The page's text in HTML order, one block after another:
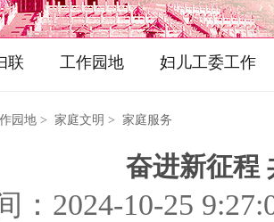
联 工作园地 妇儿工委工作
园地 > 家庭文明 > 家庭服务
奋进新征程
：2024-10-25